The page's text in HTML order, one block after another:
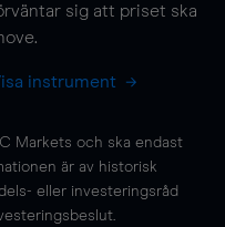
sig att priset ska
.
instrument
Markets och ska endast
är av historisk
eller investeringsråd